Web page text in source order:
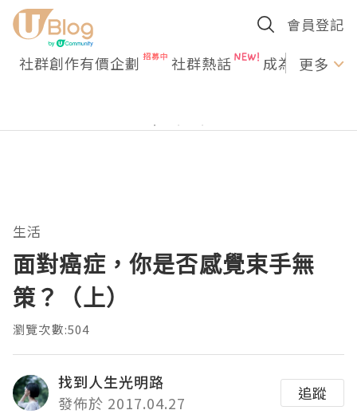
會員登記
社群創作有價企劃 社群熱話 成為U更多
生活
面對癌症，你是否感覺束手無
策？（上）
瀏覽次數:504
找到人生光明路
發佈於 2017.04.27
追蹤